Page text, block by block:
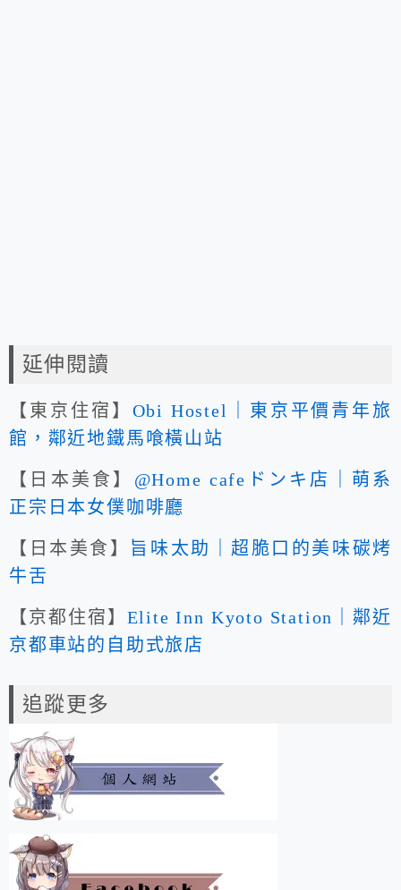
延伸閱讀
【東京住宿】 Obi Hostel｜東京平價青年旅
館，鄰近地鐵馬喰橫山站
【日本美食】 @Home cafeドンキ店｜萌系
正宗日本女僕咖啡廳
【日本美食】 旨味太助｜超脆口的美味碳烤
牛舌
【京都住宿】 Elite Inn Kyoto Station｜鄰近
京都車站的自助式旅店
追蹤更多